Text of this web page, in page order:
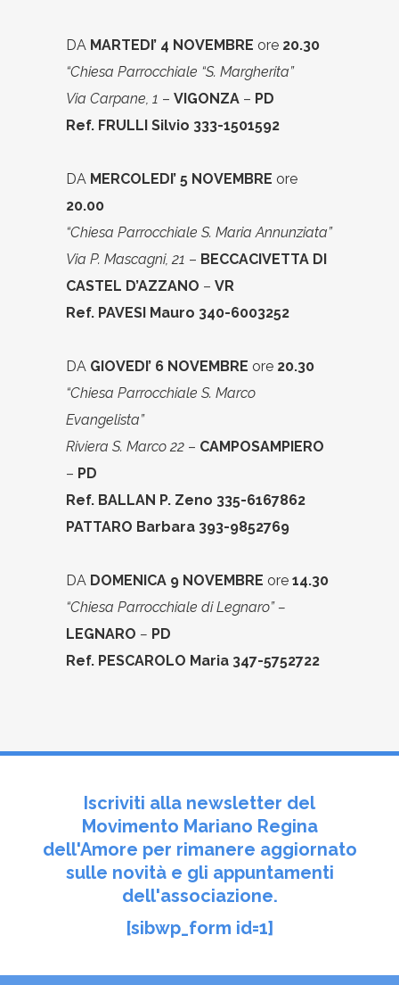
DA MARTEDI’ 4 NOVEMBRE ore 20.30
“Chiesa Parrocchiale “S. Margherita”
Via Carpane, 1 – VIGONZA – PD
Ref. FRULLI Silvio 333-1501592
DA MERCOLEDI’ 5 NOVEMBRE ore
20.00
“Chiesa Parrocchiale S. Maria Annunziata”
Via P. Mascagni, 21 – BECCACIVETTA DI
CASTEL D’AZZANO – VR
Ref. PAVESI Mauro 340-6003252
DA GIOVEDI’ 6 NOVEMBRE ore 20.30
“Chiesa Parrocchiale S. Marco
Evangelista”
Riviera S. Marco 22 – CAMPOSAMPIERO
– PD
Ref. BALLAN P. Zeno 335-6167862
PATTARO Barbara 393-9852769
DA DOMENICA 9 NOVEMBRE ore 14.30
“Chiesa Parrocchiale di Legnaro” –
LEGNARO – PD
Ref. PESCAROLO Maria 347-5752722
Iscriviti alla newsletter del
Movimento Mariano Regina
dell'Amore per rimanere aggiornato
sulle novità e gli appuntamenti
dell'associazione.
[sibwp_form id=1]